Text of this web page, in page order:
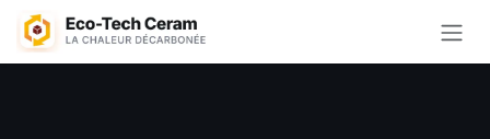
Se rendre au contenu